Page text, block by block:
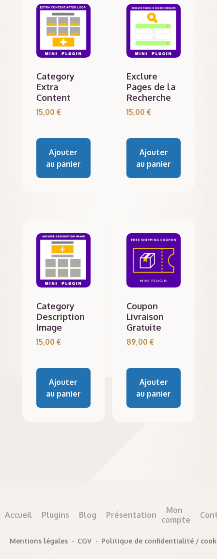
Category
Extra
Content
15,00 €
Ajouter
au panier
Exclure
Pages de la
Recherche
15,00€
Ajouter
au panier
Category
Description
Image
15,00 €
Ajouter
au panier
Coupon
Livraison
Gratuite
89,00€
Ajouter
au panier
Accueil Plugins Blog Présentation
Mon
compte
Mentions légales - CGV - Politique de confidentialité /